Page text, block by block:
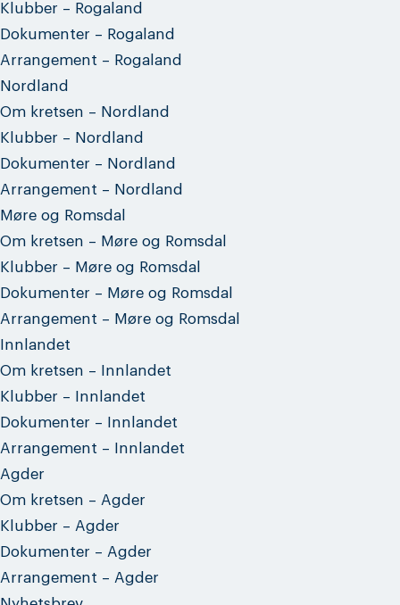
Klubber – Rogaland
Dokumenter – Rogaland
Arrangement – Rogaland
Nordland
Om kretsen – Nordland
Klubber – Nordland
Dokumenter – Nordland
Arrangement – Nordland
Møre og Romsdal
Om kretsen – Møre og Romsdal
Klubber – Møre og Romsdal
Dokumenter – Møre og Romsdal
Arrangement – Møre og Romsdal
Innlandet
Om kretsen – Innlandet
Klubber – Innlandet
Dokumenter – Innlandet
Arrangement – Innlandet
Agder
Om kretsen – Agder
Klubber – Agder
Dokumenter – Agder
Arrangement – Agder